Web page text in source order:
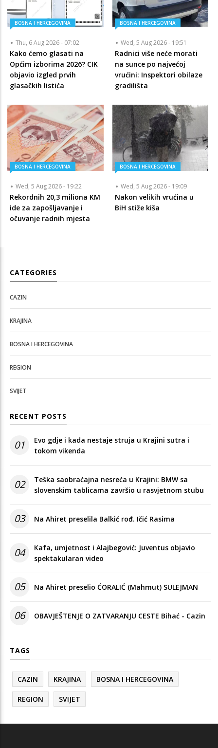
BOSNA I HERCEGOVINA
Thu, 6 Aug 2026 - 07:02
Kako ćemo glasati na
Općim izborima 2026? CIK
objavio izgled prvih
glasačkih listića
BOSNA I HERCEGOVINA
Wed, 5 Aug 2026 - 19:51
Radnici više neće morati
na sunce po najvećoj
vrućini: Inspektori obilaze
gradilišta
BOSNA I HERCEGOVINA
Wed, 5 Aug 2026 - 19:22
Rekordnih 20,3 miliona KM
ide za zapošljavanje i
očuvanje radnih mjesta
BOSNA I HERCEGOVINA
Wed, 5 Aug 2026 - 19:09
Nakon velikih vrućina u
BiH stiže kiša
CATEGORIES
CAZIN
KRAJINA
BOSNA I HERCEGOVINA
REGION
SVIJET
RECENT POSTS
01
Evo gdje i kada nestaje struja u Krajini sutra i
tokom vikenda
02
Teška saobraćajna nesreća u Krajini: BMW sa
slovenskim tablicama završio u rasvjetnom stubu
03 Na Ahiret preselila Balkić rođ. Ičić Rasima
04
Kafa, umjetnost i Alajbegović: Juventus objavio
spektakularan video
05 Na Ahiret preselio ĆORALIĆ (Mahmut) SULEJMAN
06 OBAVJEŠTENJE O ZATVARANJU CESTE Bihać - Cazin
TAGS
CAZIN KRAJINA BOSNA I HERCEGOVINA
REGION SVIJET